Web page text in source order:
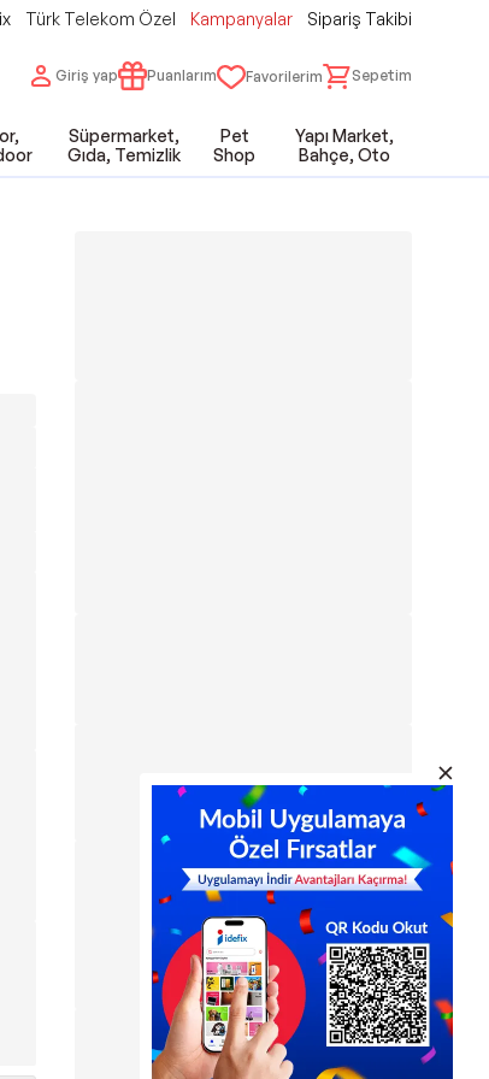
Türk Telekom Özel Kampanyalar Sipariş Takibi
Giriş yap Puanlarım Favorilerim Sepetim
Süpermarket,
Gıda, Temizlik
Pet
Shop
Yapı Market,
Bahçe, Oto